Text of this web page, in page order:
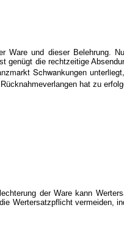
Ware und dieser Belehrung.
genügt die rechtzeitige
Schwankungen
hat zu
der Ware kann
Wertersatzpflicht vermeiden,